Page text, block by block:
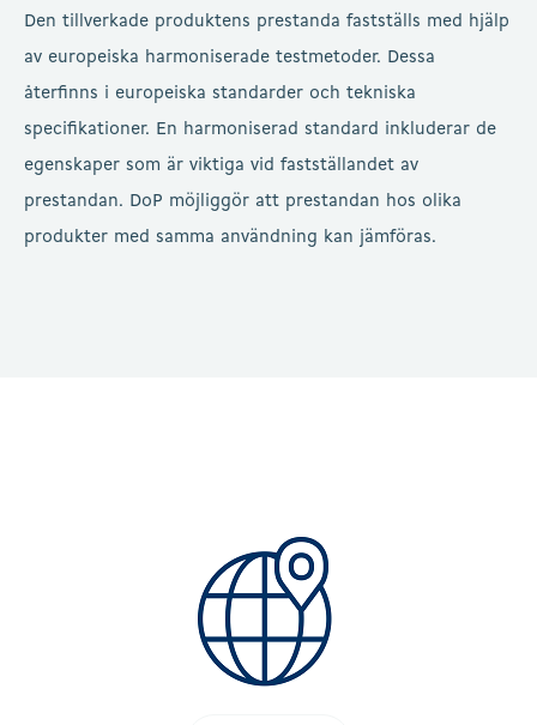
Den tillverkade produktens prestanda fastställs med hjälp
av europeiska harmoniserade testmetoder. Dessa
återfinns i europeiska standarder och tekniska
specifikationer. En harmoniserad standard inkluderar de
egenskaper som är viktiga vid fastställandet av
prestandan. DoP möjliggör att prestandan hos olika
produkter med samma användning kan jämföras.